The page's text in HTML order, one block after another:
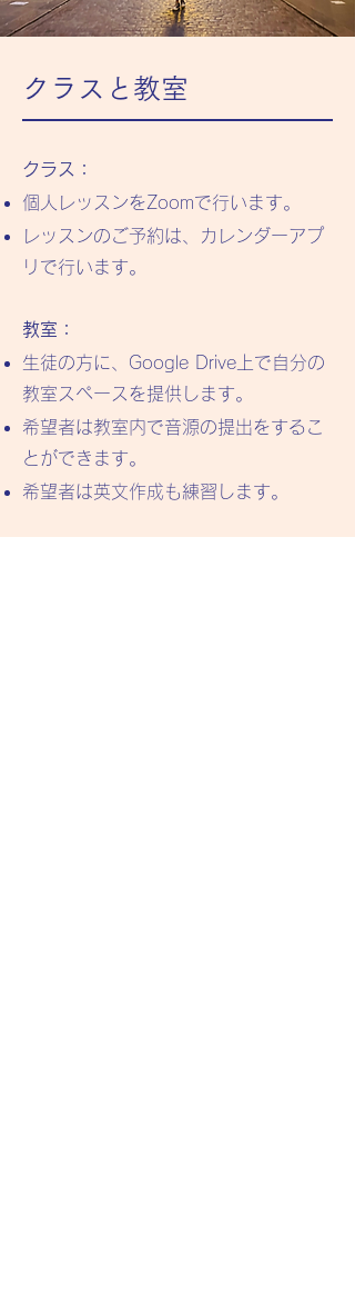
​クラスと教室
クラス：
個人レッスンをZoomで行います。
レッスンのご予約は、カレンダーアプ
リで行います。
教室：
生徒の方に、Google Drive上で自分の
教室スペースを提供します。
希望者は教室内で音源の提出をするこ
とができます。
希望者は英文作成も練習します。